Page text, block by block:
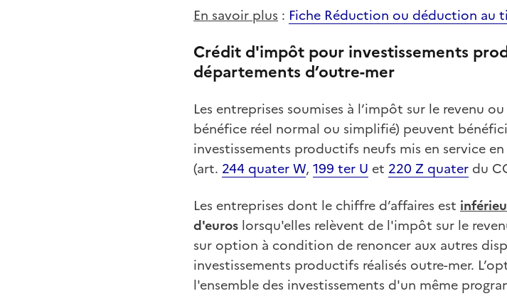
En savoir plus : Fiche Réduction ou déduction au
Crédit d'impôt pour investissements
départements d’outre-mer
Les entreprises soumises à l’impôt sur le revenu
bénéfice réel normal ou simplifié) peuvent
investissements productifs neufs mis en service
(art. 244 quater W, 199 ter U et 220 Z quater du
Les entreprises dont le chiffre d’affaires est
d'euros lorsqu'elles relèvent de l'impôt sur le
sur option à condition de renoncer aux autres
investissements productifs réalisés outre-mer.
l'ensemble des investissements d'un même